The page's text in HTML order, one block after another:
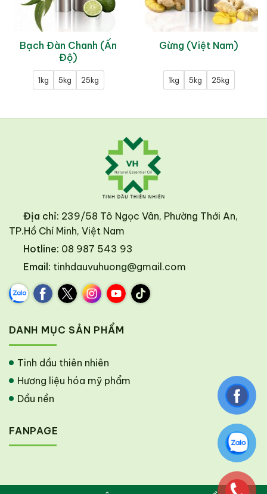
Bạch Đàn Chanh (Ấn
Độ)
1kg 5kg 25kg
Gừng (Việt Nam)
1kg 5kg 25kg
Địa chỉ: 239/58 Tô Ngọc Vân, Phường Thới An,
TP.Hồ Chí Minh, Việt Nam
Hotline: 08 987 543 93
Email: tinhdauvuhuong@gmail.com
DANH MỤC SẢN PHẨM
Tinh dầu thiên nhiên
Hương liệu hóa mỹ phẩm
Dầu nền
FANPAGE